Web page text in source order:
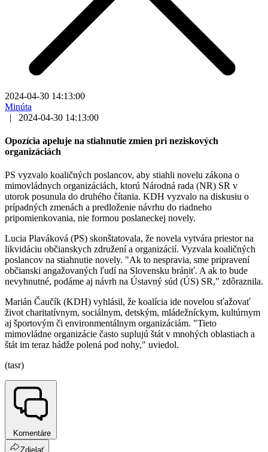
2024-04-30 14:13:00
Minúta
|
2024-04-30 14:13:00
Opozícia apeluje na stiahnutie zmien pri neziskových
organizáciách
PS vyzvalo koaličných poslancov, aby stiahli novelu zákona o
mimovládnych organizáciách, ktorú Národná rada (NR) SR v
utorok posunula do druhého čítania. KDH vyzvalo na diskusiu o
prípadných zmenách a predloženie návrhu do riadneho
pripomienkovania, nie formou poslaneckej novely.
Lucia Plaváková (PS) skonštatovala, že novela vytvára priestor na
likvidáciu občianskych združení a organizácií. Vyzvala koaličných
poslancov na stiahnutie novely. "Ak to nespravia, sme pripravení
občianski angažovaných ľudí na Slovensku brániť. A ak to bude
nevyhnutné, podáme aj návrh na Ústavný súd (ÚS) SR," zdôraznila.
Marián Čaučík (KDH) vyhlásil, že koalícia ide novelou sťažovať
život charitatívnym, sociálnym, detským, mládežníckym, kultúrnym
aj športovým či environmentálnym organizáciám. "Tieto
mimovládne organizácie často suplujú štát v mnohých oblastiach a
štát im teraz hádže polená pod nohy," uviedol.
(tasr)
Komentáre
Zdielať